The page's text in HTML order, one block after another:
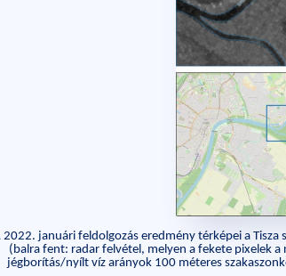
2022. januári feldolgozás eredmény térképei a
(balra fent: radar felvétel, melyen a fekete pixelek
jégborítás/nyílt víz arányok 100 méteres